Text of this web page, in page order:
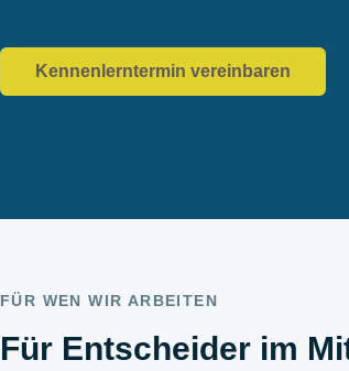
Kennenlerntermin vereinbaren
FÜR WEN WIR ARBEITEN
Für Entscheider im